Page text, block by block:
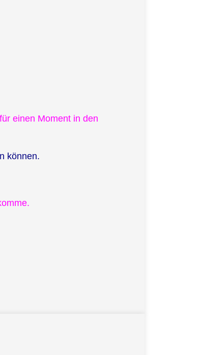
einen Moment in den
können.